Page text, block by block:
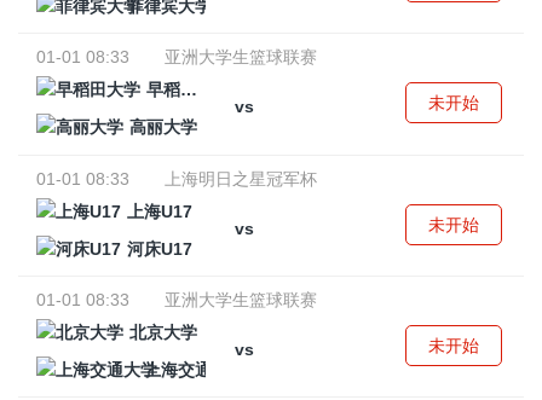
菲律宾大学
01-01 08:33
亚洲大学生篮球联赛
早稻田大学
vs
高丽大学
未开始
01-01 08:33
上海明日之星冠军杯
上海U17
vs
河床U17
未开始
01-01 08:33
亚洲大学生篮球联赛
北京大学
vs
上海交通大学
未开始